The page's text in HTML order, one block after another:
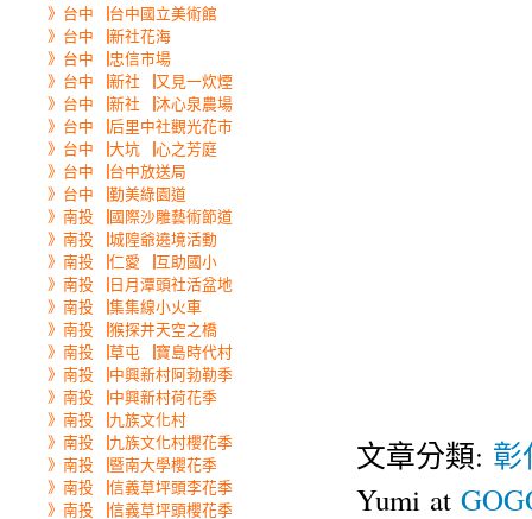
》台中▕台中國立美術館
》台中▕新社花海
》台中▕忠信市場
》台中▕新社▕又見一炊煙
》台中▕新社▕沐心泉農場
》台中▕后里中社觀光花市
》台中▕大坑▕心之芳庭
》台中▕台中放送局
》台中▕勤美綠園道
》南投▕國際沙雕藝術節道
》南投▕城隍爺遶境活動
》南投▕仁愛▕互助國小
》南投▕日月潭頭社活盆地
》南投▕集集線小火車
》南投▕猴探井天空之橋
》南投▕草屯▕寶島時代村
》南投▕中興新村阿勃勒季
》南投▕中興新村荷花季
》南投▕九族文化村
》南投▕九族文化村櫻花季
》南投▕暨南大學櫻花季
》南投▕信義草坪頭李花季
》南投▕信義草坪頭櫻花季
文章分類: 彰
Yumi at